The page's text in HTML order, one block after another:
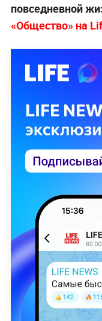
повседневной
«Общество» на